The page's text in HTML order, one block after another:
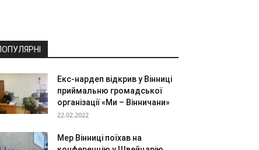
Екс-нардеп відкрив у Вінниці
приймальню громадської
організації «Ми – Вінничани»
22.02.2022
Мер Вінниці поїхав на